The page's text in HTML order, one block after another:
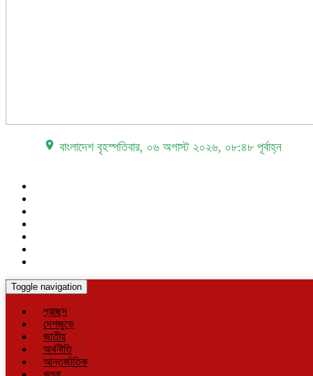
place বাংলাদেশ বৃহস্পতিবার, ০৬ অগাস্ট ২০২৬, ০৮:৪৮ পূর্বাহ্ন
Toggle navigation
প্রচ্ছদ
দেশজুড়ে
জাতীয়
অর্থনীতি
আন্তর্জাতিক